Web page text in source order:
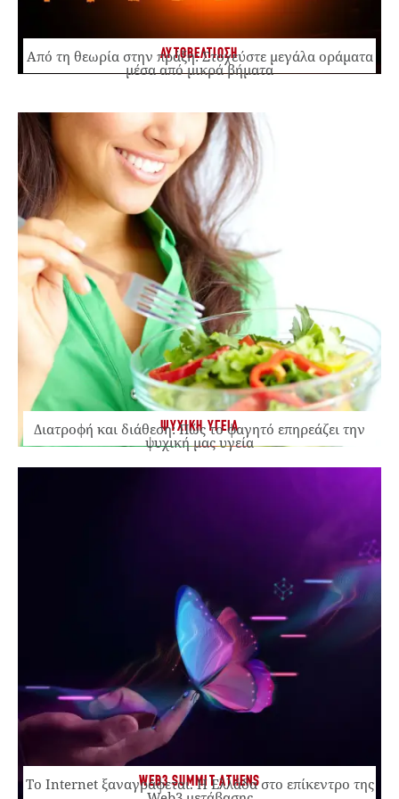
ΑΥΤΟΒΕΛΤΙΩΣΗ
Από τη θεωρία στην πράξη: Στοχεύστε μεγάλα οράματα
μέσα από μικρά βήματα
ΨΥΧΙΚΗ ΥΓΕΙΑ
Διατροφή και διάθεση: Πώς το φαγητό επηρεάζει την
ψυχική μας υγεία
WEB3 SUMMIT ATHENS
Το Internet ξαναγράφεται. Η Ελλάδα στο επίκεντρο της